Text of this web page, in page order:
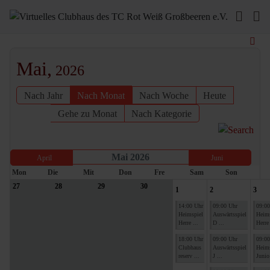
Mai, 2026
Nach Jahr Nach Monat Nach Woche
Heute
Gehe zu Monat
Nach Kategorie
April Mai 2026
Juni
Mon
Die Mit Don Fre Sam
Son
27
28 29 30 1
14:00 Uhr
Heimspiel
Herre ...
18:00 Uhr
Clubhaus
reserv ...
2
09:00 Uhr
Auswärtsspiel
D ...
09:00 Uhr
Auswärtsspiel
J ...
3